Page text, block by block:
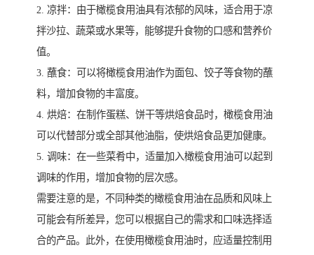
2. 凉拌：由于橄榄食用油具有浓郁的风味，适合用于凉
拌沙拉、蔬菜或水果等，能够提升食物的口感和营养价
值。
3. 蘸食：可以将橄榄食用油作为面包、饺子等食物的蘸
料，增加食物的丰富度。
4. 烘焙：在制作蛋糕、饼干等烘焙食品时，橄榄食用油
可以代替部分或全部其他油脂，使烘焙食品更加健康。
5. 调味：在一些菜肴中，适量加入橄榄食用油可以起到
调味的作用，增加食物的层次感。
需要注意的是，不同种类的橄榄食用油在品质和风味上
可能会有所差异，您可以根据自己的需求和口味选择适
合的产品。此外，在使用橄榄食用油时，应适量控制用